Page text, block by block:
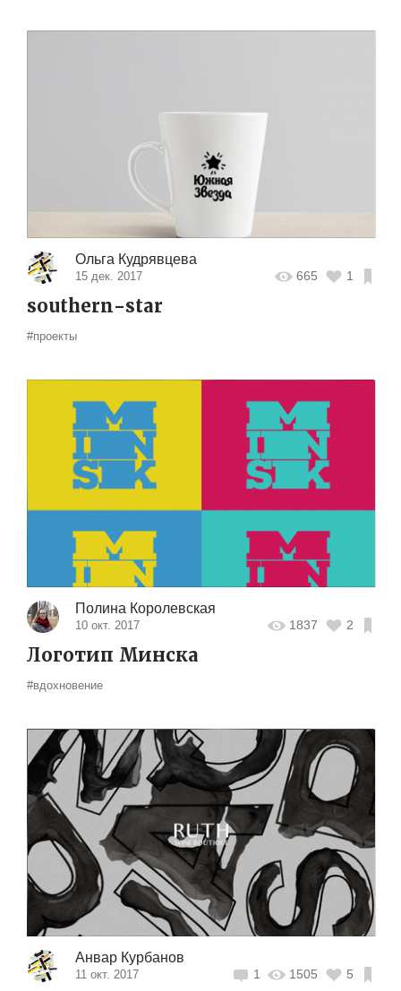
Ольга Кудрявцева
15 дек. 2017 665 1
southern-star
#проекты
Полина Королевская
10 окт. 2017 1837 2
Логотип Минска
#вдохновение
Анвар Курбанов
11 окт. 2017 1 1505 5